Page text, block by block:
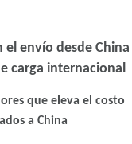
el envío desde China
carga internacional
que eleva el costo
a China